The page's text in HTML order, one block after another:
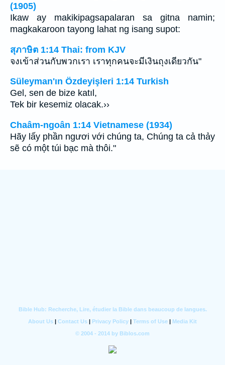
(1905)
Ikaw ay makikipagsapalaran sa gitna namin;
magkakaroon tayong lahat ng isang supot:
สุภาษิต 1:14 Thai: from KJV
จงเข้าส่วนกับพวกเรา เราทุกคนจะมีเงินถุงเดียวกัน"
Süleyman'ın Özdeyişleri 1:14 Turkish
Gel, sen de bize katıl,
Tek bir kesemiz olacak.››
Chaâm-ngoân 1:14 Vietnamese (1934)
Hãy lấy phần ngươi với chúng ta, Chúng ta cả thảy
sẽ có một túi bạc mà thôi."